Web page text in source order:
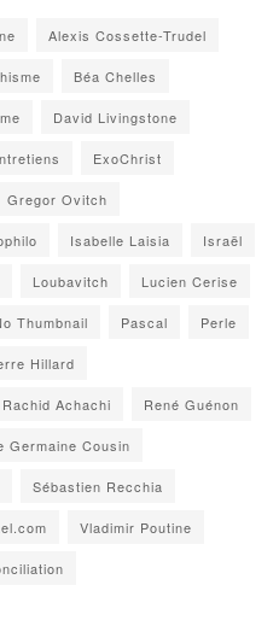
Alexis Cossette-Trudel
Béa Chelles
David Livingstone
ExoChrist
Gregor Ovitch
Isabelle Laisia Israël
Loubavitch Lucien Cerise
Thumbnail Pascal Perle
Hillard
Rachid Achachi René Guénon
Germaine Cousin
Sébastien Recchia
Vladimir Poutine